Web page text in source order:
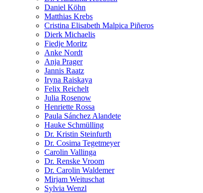
Daniel Köhn
Matthias Krebs
Cristina Elisabeth Malpica Piñeros
Dierk Michaelis
Fiedje Moritz
Anke Nordt
Anja Prager
Jannis Raatz
Iryna Raiskaya
Felix Reichelt
Julia Rosenow
Henriette Rossa
Paula Sánchez Alandete
Hauke Schmülling
Dr. Kristin Steinfurth
Dr. Cosima Tegetmeyer
Carolin Vallinga
Dr. Renske Vroom
Dr. Carolin Waldemer
Mirjam Weituschat
Sylvia Wenzl